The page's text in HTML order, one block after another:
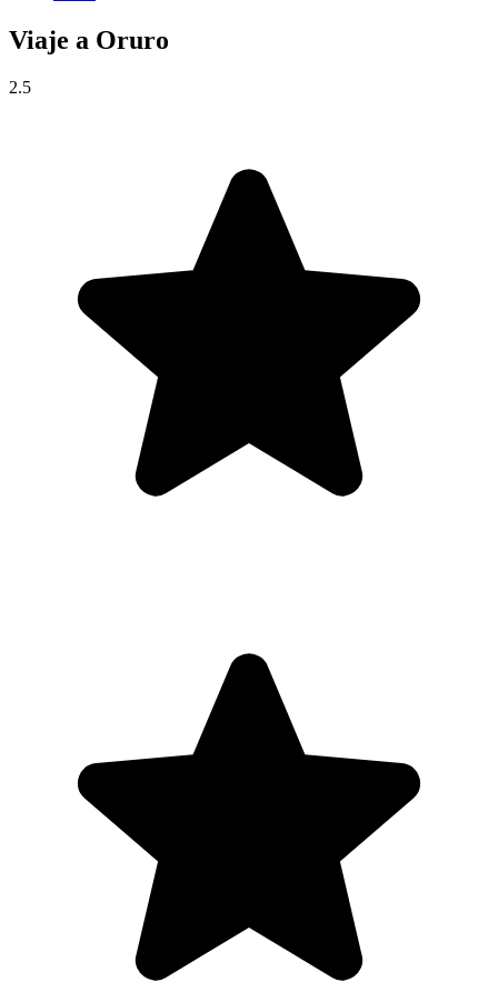
Viaje a Oruro
2.5